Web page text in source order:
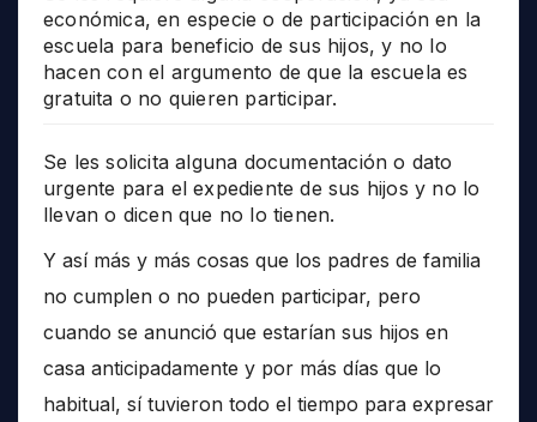
económica, en especie o de participación en la
escuela para beneficio de sus hijos, y no lo
hacen con el argumento de que la escuela es
gratuita o no quieren participar.
Se les solicita alguna documentación o dato
urgente para el expediente de sus hijos y no lo
llevan o dicen que no lo tienen.
Y así más y más cosas que los padres de familia
no cumplen o no pueden participar, pero
cuando se anunció que estarían sus hijos en
casa anticipadamente y por más días que lo
habitual, sí tuvieron todo el tiempo para expresar